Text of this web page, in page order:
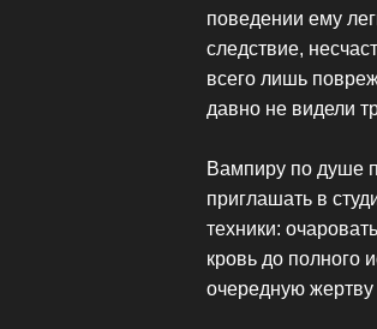
поведении ему
следствие,
всего лишь
давно не видели
Вампиру по душе
приглашать в
техники:
кровь до полного
очередную